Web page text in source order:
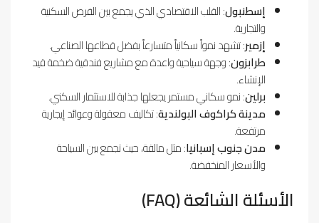
إسطنبول: القلب الاقتصادي الذي يجمع بين الفرص السكنية
والتجارية.
إزمير: تشهد نمواً سكانياً متسارعاً بفضل قطاعها الصناعي.
طرابزون: وجهة سياحية واعدة مع مشاريع فندقية ضخمة قيد
الإنشاء.
برلين: نمو سكاني مستمر يجعلها جذابة للاستثمار السكني.
مدينة كراكوف البولندية: تكاليف معقولة وعوائد إيجارية
مرتفعة.
مدن جنوب إسبانيا: مثل مالقة، حيث تجمع بين السياحة
والأسعار المنخفضة.
الأسئلة الشائعة (FAQ)